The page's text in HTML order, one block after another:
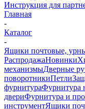
Инструкция для
Главная
-
Каталог
-
Ящики почтовые,
РаспродажаНовинки
механизмыДверные
поворотникиПетли
фурнитураФурнитура
двериФурнитура и
инструментЯщики